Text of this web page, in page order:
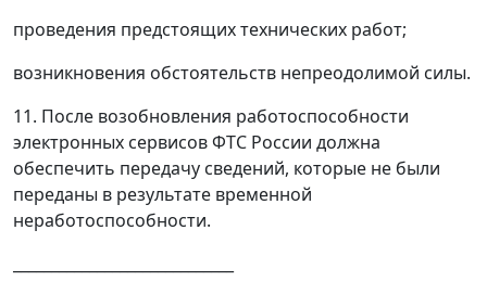
проведения предстоящих технических работ;
возникновения обстоятельств непреодолимой силы.
11. После возобновления работоспособности
электронных сервисов ФТС России должна
обеспечить передачу сведений, которые не были
переданы в результате временной
неработоспособности.